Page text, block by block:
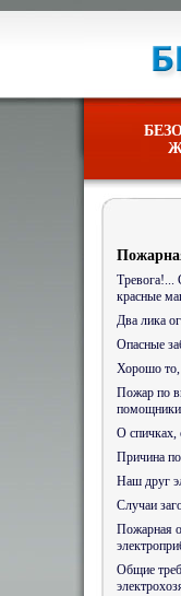
Тревога!...
красные
Два лика
Опасные
Хорошо то,
Пожар по
О спичках,
Причина
Наш друг
Случаи
Пожарная
Общие